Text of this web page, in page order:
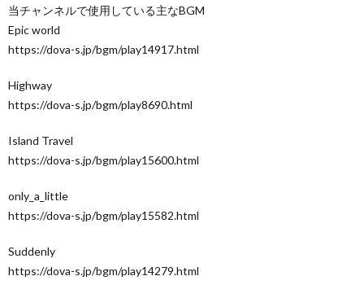
当チャンネルで使用している主なBGM
Epic world
https://dova-s.jp/bgm/play14917.html
Highway
https://dova-s.jp/bgm/play8690.html
Island Travel
https://dova-s.jp/bgm/play15600.html
only_a_little
https://dova-s.jp/bgm/play15582.html
Suddenly
https://dova-s.jp/bgm/play14279.html